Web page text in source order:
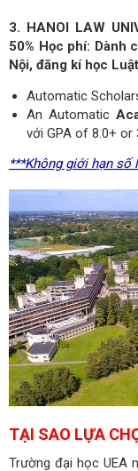
3. HANOI LAW
50% Học phí: Dành
Nội, đăng kí học
Automatic
An Automatic
với GPA of 8.0+ or
***Không giới hạn số
TẠI SAO LỰA
Trường đại học UEA